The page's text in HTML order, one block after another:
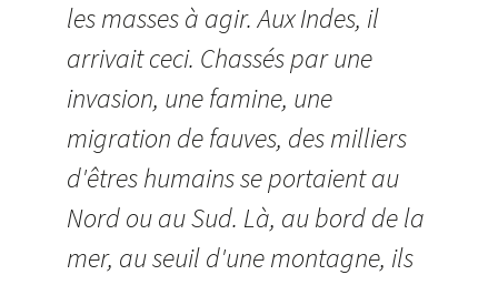
les masses à agir. Aux Indes, il
arrivait ceci. Chassés par une
invasion, une famine, une
migration de fauves, des milliers
d'êtres humains se portaient au
Nord ou au Sud. Là, au bord de la
mer, au seuil d'une montagne, ils